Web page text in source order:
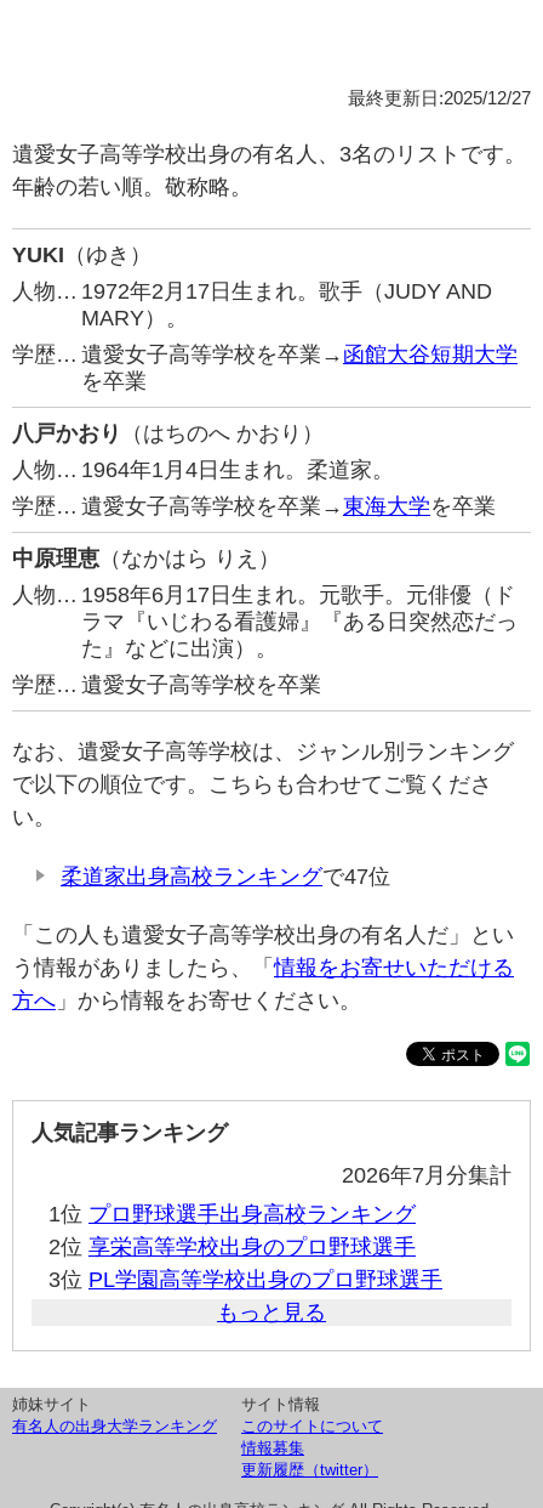
最終更新日:2025/12/27
遺愛女子高等学校出身の有名人、3名のリストです。
年齢の若い順。敬称略。
YUKI （ゆき）
人物… 1972年2月17日生まれ。歌手（JUDY AND
MARY）。
学歴… 遺愛女子高等学校を卒業→ 函館大谷短期大学
を卒業
八戸かおり
（はちのへ かおり）
人物… 1964年1月4日生まれ。柔道家。
学歴… 遺愛女子高等学校を卒業→東海大学を卒業
中原理恵 （なかはら りえ）
人物… 1958年6月17日生まれ。元歌手。元俳優（ド
ラマ『いじわる看護婦』『ある日突然恋だっ
た』などに出演）。
学歴… 遺愛女子高等学校を卒業
なお、遺愛女子高等学校は、ジャンル別ランキング
で以下の順位です。こちらも合わせてご覧くださ
い。
柔道家出身高校ランキングで47位
「この人も遺愛女子高等学校出身の有名人だ」とい
う情報がありましたら、「情報をお寄せいただける
方へ 」から情報をお寄せください。
人気記事ランキング
2026年7月分集計
1位 プロ野球選手出身高校ランキング
2位 享栄高等学校出身のプロ野球選手
3位 PL学園高等学校出身のプロ野球選手
もっと見る
姉妹サイト
有名人の出身大学ランキング
サイト情報
このサイトについて
情報募集
更新履歴（twitter）